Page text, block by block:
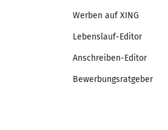
Werben auf XING
Lebenslauf-Editor
Anschreiben-Editor
Bewerbungsratgeber